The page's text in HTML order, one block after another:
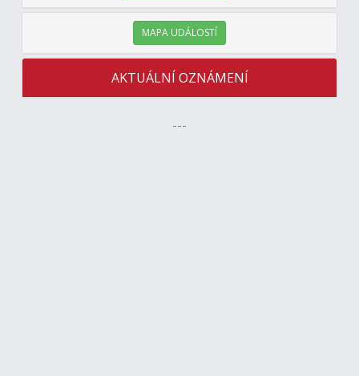
MAPA UDÁLOSTÍ
AKTUÁLNÍ OZNÁMENÍ
---